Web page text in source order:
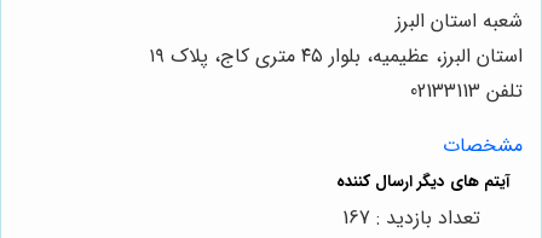
شعبه استان البرز
استان البرز، عظیمیه، بلوار ۴۵ متری کاج، پلاک ۱۹
تلفن 02133113
مشخصات
تعداد بازدید : 167